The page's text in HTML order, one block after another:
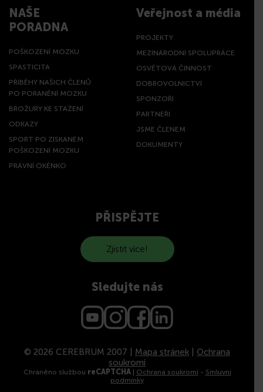
NAŠE
PORADNA
POŠKOZENÍ MOZKU
SPASTICITA
PŘÍBĚHY NAŠICH ČLENŮ
PO PORANĚNÍ MOZKU
BROŽURY KE STAŽENÍ
ODKAZY
SPORT PO ZÍSKANÉM
POŠKOZENÍ MOZKU
PRÁVNÍ OKÉNKO
Veřejnost a média
PROJEKTY
MEZINÁRODNÍ SPOLUPRÁCE
OSVĚTOVÁ ČINNOST
DOBROVOLNICTVÍ
SPONZOŘI
PARTNEŘI
JSME ČLENEM
DOKUMENTY
PŘISPĚJTE
Zjistit více!
Sledujte nás
© 2026 CEREBRUM 2007 | Mapa stránek
Ochrana
soukromí
Chráněno službou reCAPTCHA| Ochrana soukromí - Smluvní
podmínky